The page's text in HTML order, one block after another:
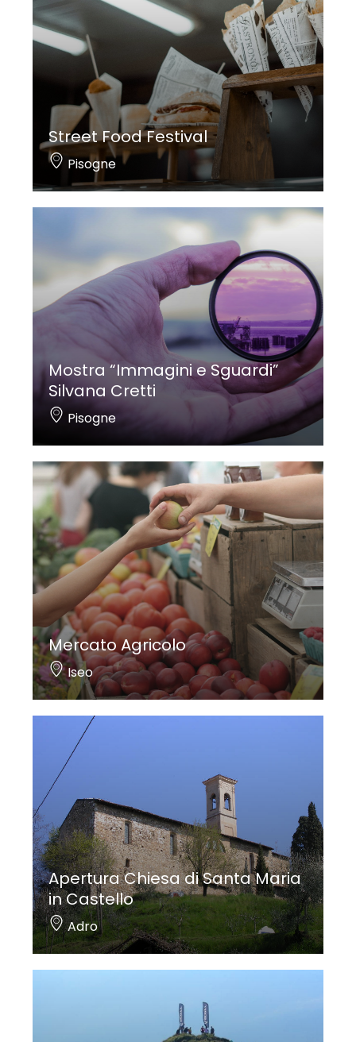
Street Food Festival
Pisogne
Mostra “Immagini e Sguardi”
Silvana Cretti
Pisogne
Mercato Agricolo
Iseo
Apertura Chiesa di Santa Maria
in Castello
Adro